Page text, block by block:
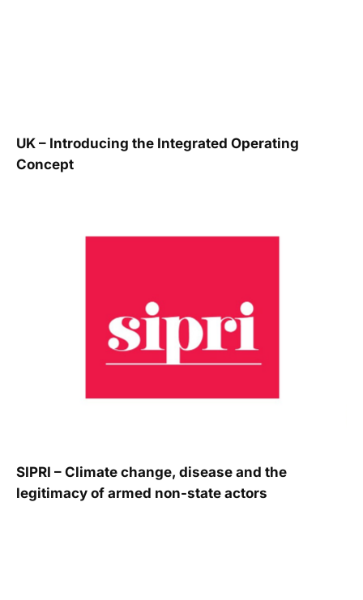
UK – Introducing the Integrated Operating
Concept
SIPRI – Climate change, disease and the
legitimacy of armed non-state actors